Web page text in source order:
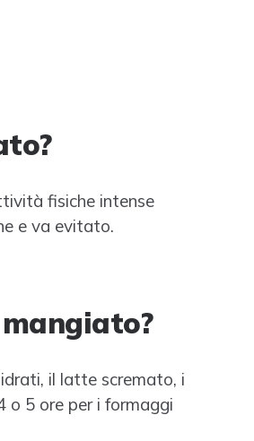
fisiche intense
e va evitato.
il latte scremato, i
o 5 ore per i formaggi